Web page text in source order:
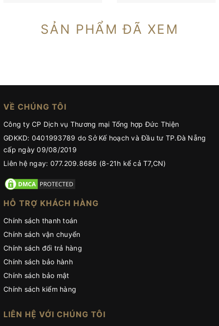
SẢN PHẨM ĐÃ XEM
VỀ CHÚNG TÔI
Công ty CP Dịch vụ Thương mại Tổng hợp Đức Thiện
GĐKKD: 0401993789 do Sở Kế hoạch và Đầu tư TP.Đà Nẵng
cấp ngày 09/08/2019
Liên hệ ngay: 077.209.8686 (8-21h kể cả T7,CN)
HỖ TRỢ KHÁCH HÀNG
Chính sách thanh toán
Chính sách vận chuyển
Chính sách đổi trả hàng
Chính sách bảo hành
Chính sách bảo mật
Chính sách kiểm hàng
LIÊN HỆ VỚI CHÚNG TÔI